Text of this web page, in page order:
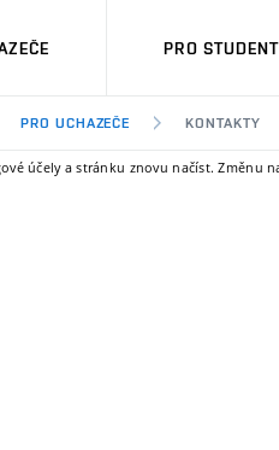
PRO
PRO UCHAZEČE KONTAKTY
účely a stránku znovu načíst. Změnu